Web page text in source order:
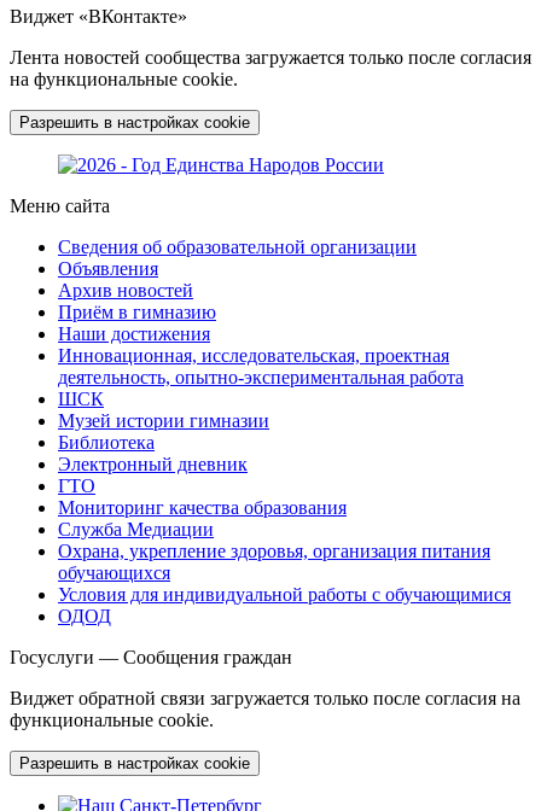
Виджет «ВКонтакте»
Лента новостей сообщества загружается только после согласия
на функциональные cookie.
Разрешить в настройках cookie
Меню сайта
Сведения об образовательной организации
Объявления
Архив новостей
Приём в гимназию
Наши достижения
Инновационная, исследовательская, проектная
деятельность, опытно-экспериментальная работа
ШСК
Музей истории гимназии
Библиотека
Электронный дневник
ГТО
Мониторинг качества образования
Служба Медиации
Охрана, укрепление здоровья, организация питания
обучающихся
Условия для индивидуальной работы с обучающимися
ОДОД
Госуслуги — Сообщения граждан
Виджет обратной связи загружается только после согласия на
функциональные cookie.
Разрешить в настройках cookie